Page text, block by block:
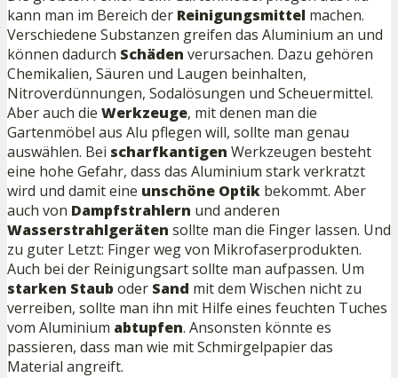
kann man im Bereich der Reinigungsmittel machen.
Verschiedene Substanzen greifen das Aluminium an und
können dadurch Schäden verursachen. Dazu gehören
Chemikalien, Säuren und Laugen beinhalten,
Nitroverdünnungen, Sodalösungen und Scheuermittel.
Aber auch die Werkzeuge, mit denen man die
Gartenmöbel aus Alu pflegen will, sollte man genau
auswählen. Bei scharfkantigen Werkzeugen besteht
eine hohe Gefahr, dass das Aluminium stark verkratzt
wird und damit eine unschöne Optik bekommt. Aber
auch von Dampfstrahlern und anderen
Wasserstrahlgeräten sollte man die Finger lassen. Und
zu guter Letzt: Finger weg von Mikrofaserprodukten.
Auch bei der Reinigungsart sollte man aufpassen. Um
starken Staub oder Sand mit dem Wischen nicht zu
verreiben, sollte man ihn mit Hilfe eines feuchten Tuches
vom Aluminium abtupfen. Ansonsten könnte es
passieren, dass man wie mit Schmirgelpapier das
Material angreift.